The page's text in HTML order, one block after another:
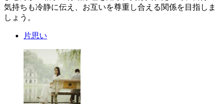
気持ちも冷静に伝え、お互いを尊重し合える関係を目指しま
しょう。
片思い